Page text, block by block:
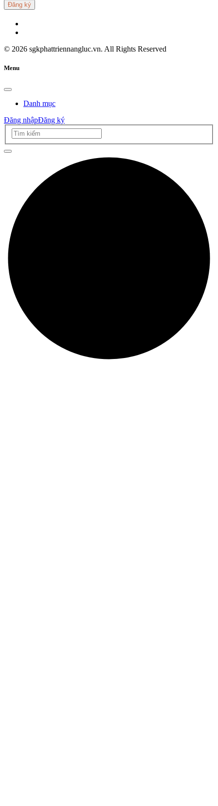
Đăng ký
© 2026 sgkphattriennangluc.vn. All Rights Reserved
Menu
Danh mục
Đăng nhậpĐăng ký